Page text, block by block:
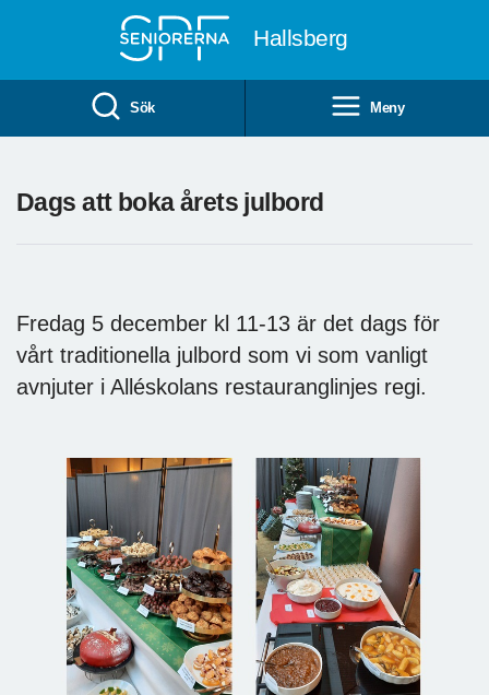
Hallsberg
Sök Meny
Dags att boka årets julbord
Fredag 5 december kl 11-13 är det dags för
vårt traditionella julbord som vi som vanligt
avnjuter i Alléskolans restauranglinjes regi.